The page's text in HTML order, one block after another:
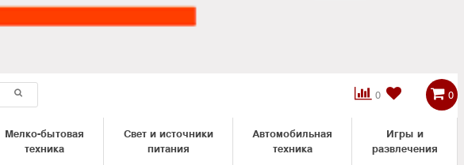
0

 0
Мелко-бытовая
техника
Свет и источники
питания
Автомобильная
техника
Игры и
развлечения